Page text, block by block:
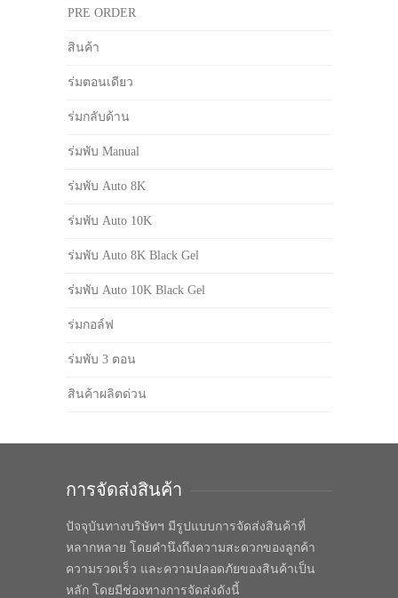
PRE ORDER
สินค้า
ร่มตอนเดียว
ร่มกลับด้าน
ร่มพับ Manual
ร่มพับ Auto 8K
ร่มพับ Auto 10K
ร่มพับ Auto 8K Black Gel
ร่มพับ Auto 10K Black Gel
ร่มกอล์ฟ
ร่มพับ 3 ตอน
สินค้าผลิตด่วน
การจัดส่งสินค้า
ปัจจุบันทางบริษัทฯ มีรูปแบบการจัดส่งสินค้าที่
หลากหลาย โดยคำนึงถึงความสะดวกของลูกค้า
ความรวดเร็ว และความปลอดภัยของสินค้าเป็น
หลัก โดยมีช่องทางการจัดส่งดังนี้